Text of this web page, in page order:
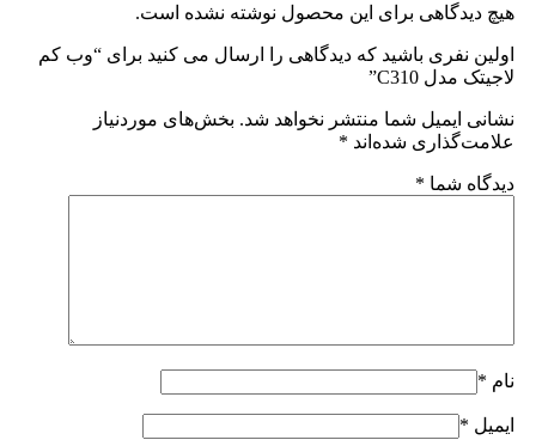
هیچ دیدگاهی برای این محصول نوشته نشده است.
اولین نفری باشید که دیدگاهی را ارسال می کنید برای “وب کم
لاجیتک مدل C310”
نشانی ایمیل شما منتشر نخواهد شد. بخش‌های موردنیاز
علامت‌گذاری شده‌اند *
دیدگاه شما *
نام *
ایمیل *